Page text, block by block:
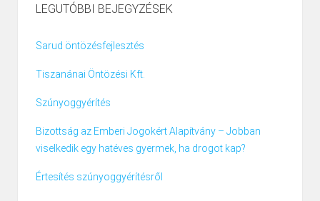
LEGUTÓBBI BEJEGYZÉSEK
Sarud öntözésfejlesztés
Tiszanánai Öntözési Kft.
Szúnyoggyérítés
Bizottság az Emberi Jogokért Alapítvány – Jobban
viselkedik egy hatéves gyermek, ha drogot kap?
Értesítés szúnyoggyérítésről